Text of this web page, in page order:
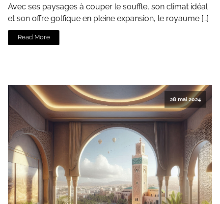
Avec ses paysages à couper le souffle, son climat idéal
et son offre golfique en pleine expansion, le royaume […]
Read More
28 mai 2024